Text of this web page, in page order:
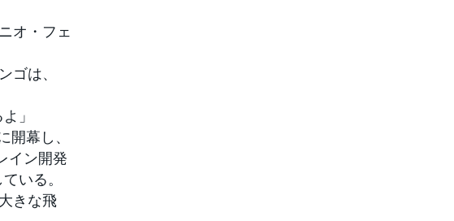
オ・フェ
ゴは、
」
幕し、
イン開発
いる。
きな飛